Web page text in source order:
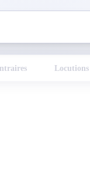
Locutions